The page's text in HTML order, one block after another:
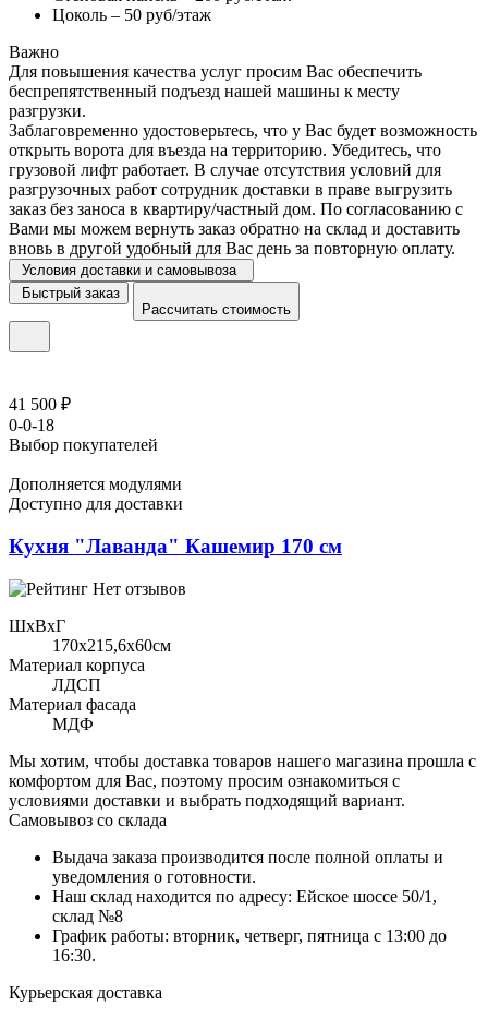
Цоколь – 50 руб/этаж
Важно
Для повышения качества услуг просим Вас обеспечить
беспрепятственный подъезд нашей машины к месту
разгрузки.
Заблаговременно удостоверьтесь, что у Вас будет возможность
открыть ворота для въезда на территорию. Убедитесь, что
грузовой лифт работает. В случае отсутствия условий для
разгрузочных работ сотрудник доставки в праве выгрузить
заказ без заноса в квартиру/частный дом. По согласованию с
Вами мы можем вернуть заказ обратно на склад и доставить
вновь в другой удобный для Вас день за повторную оплату.
Условия доставки и самовывоза
Быстрый заказ
Рассчитать стоимость
41 500 ₽
0-0-18
Выбор покупателей
Дополняется модулями
Доступно для доставки
Кухня "Лаванда" Кашемир 170 см
Нет отзывов
ШхВхГ
170x215,6х60см
Материал корпуса
ЛДСП
Материал фасада
МДФ
Мы хотим, чтобы доставка товаров нашего магазина прошла с
комфортом для Вас, поэтому просим ознакомиться с
условиями доставки и выбрать подходящий вариант.
Самовывоз со склада
Выдача заказа производится после полной оплаты и
уведомления о готовности.
Наш склад находится по адресу: Ейское шоссе 50/1,
склад №8
График работы: вторник, четверг, пятница с 13:00 до
16:30.
Курьерская доставка